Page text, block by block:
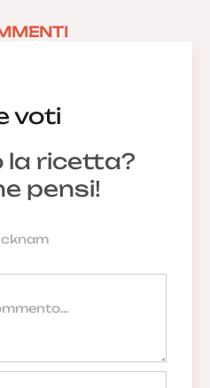
voti
la ricetta?
pensi!